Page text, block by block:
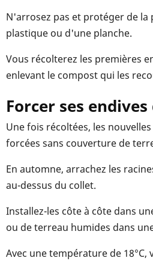
N'arrosez pas et protéger de
plastique ou d'une planche.
Vous récolterez les premières
enlevant le compost qui les
Forcer ses
Une fois récoltées, les
forcées sans couverture de
En automne, arrachez les
au-dessus du collet.
Installez-les côte à côte dans
ou de terreau humides dans
Avec une température de 18°C,